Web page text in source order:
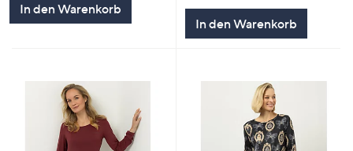
In den Warenkorb
In den Warenkorb